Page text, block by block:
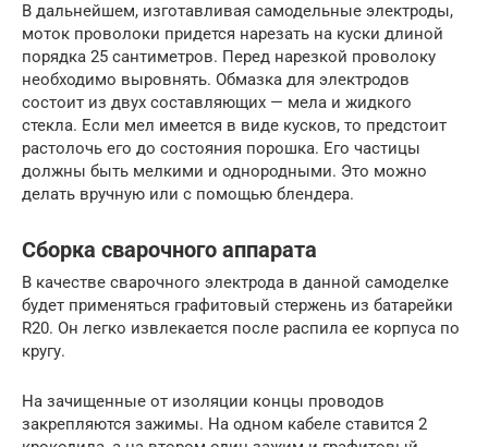
В дальнейшем, изготавливая самодельные электроды,
моток проволоки придется нарезать на куски длиной
порядка 25 сантиметров. Перед нарезкой проволоку
необходимо выровнять. Обмазка для электродов
состоит из двух составляющих — мела и жидкого
стекла. Если мел имеется в виде кусков, то предстоит
растолочь его до состояния порошка. Его частицы
должны быть мелкими и однородными. Это можно
делать вручную или с помощью блендера.
Сборка сварочного аппарата
В качестве сварочного электрода в данной самоделке
будет применяться графитовый стержень из батарейки
R20. Он легко извлекается после распила ее корпуса по
кругу.
На зачищенные от изоляции концы проводов
закрепляются зажимы. На одном кабеле ставится 2